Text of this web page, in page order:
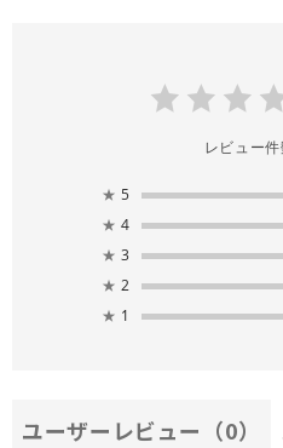
レビュー件
★ 5
★ 4
★ 3
★ 2
★ 1
ユーザーレビュー （0）